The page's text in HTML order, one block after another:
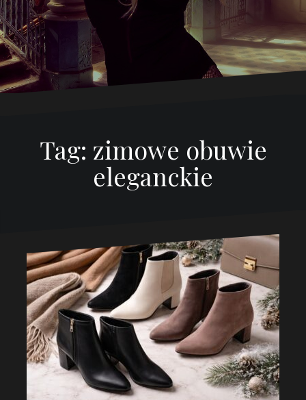
Tag: zimowe obuwie
eleganckie